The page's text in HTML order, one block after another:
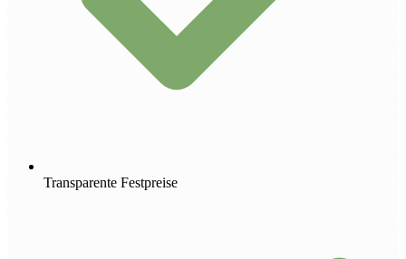
Transparente Festpreise